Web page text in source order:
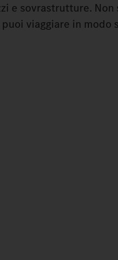
e sovrastrutture.
puoi viaggiare in